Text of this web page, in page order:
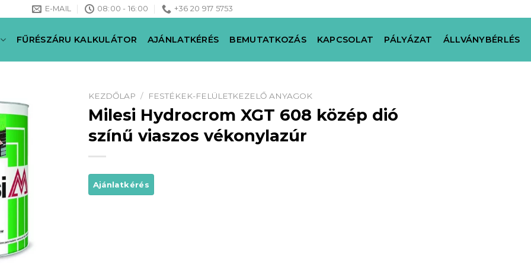
E-MAIL 08:00 - 16:00 +36 20 917 5753
FŰRÉSZÁRU KALKULÁTOR AJÁNLATKÉRÉS BEMUTATKOZÁS KAPCSOLAT PÁLYÁZAT ÁLLVÁNYBÉRLÉS
KEZDŐLAP / FESTÉKEK-FELÜLETKEZELŐ ANYAGOK
Milesi Hydrocrom XGT 608 közép dió
színű viaszos vékonylazúr